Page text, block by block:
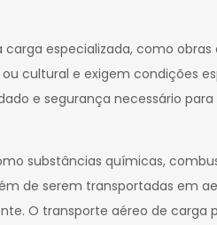
especializada, como obras
cultural e exigem condições
e segurança necessário
substâncias químicas,
de serem transportadas em
O transporte aéreo de carga